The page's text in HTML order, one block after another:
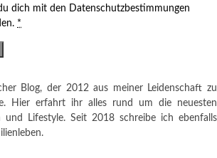
dich mit den Datenschutzbestimmungen
*
Blog, der 2012 aus meiner Leidenschaft zu
Hier erfahrt ihr alles rund um die neuesten
und Lifestyle. Seit 2018 schreibe ich ebenfalls